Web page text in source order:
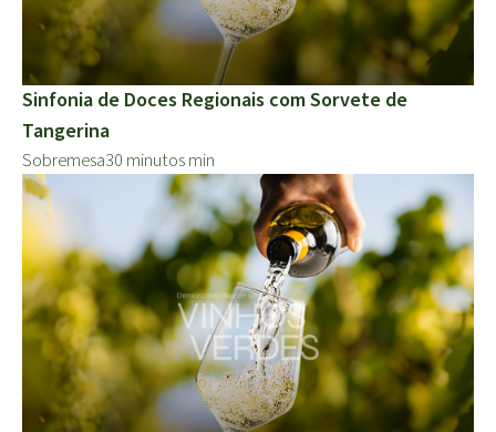
Sinfonia de Doces Regionais com Sorvete de
Tangerina
Sobremesa30 minutos min